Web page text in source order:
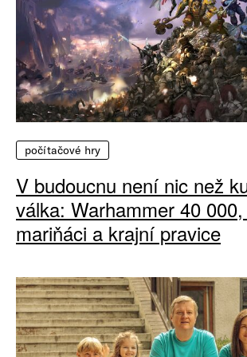
počítačové hry
V budoucnu není nic než
válka: Warhammer 40
mariňáci a krajní pravice